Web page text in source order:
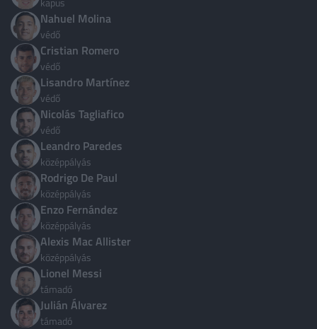
Világranglista
Klub Világranglista
Magyarok külföldön
ORSZÁGOK
Nemzetközi
Magyarország
Albánia
Algéria
Andorra
Anglia
Argentína
Ausztrália
Nahuel Molina
védő
Cristian Romero
védő
Lisandro Martínez
védő
Nicolás Tagliafico
védő
Leandro Paredes
középpályás
Rodrigo De Paul
középpályás
Enzo Fernández
középpályás
Alexis Mac Allister
középpályás
Lionel Messi
támadó
Julián Álvarez
támadó